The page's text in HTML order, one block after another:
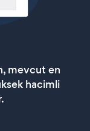
mevcut en
hacimli